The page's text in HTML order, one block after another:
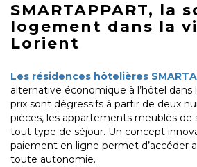
SMARTAPPART, la
logement dans la
Lorient
Les résidences hôtelières
alternative économique à l’hôtel dans
prix sont dégressifs à partir de deux
pièces, les appartements meublés de
tout type de séjour. Un concept
paiement en ligne permet d’accéder
toute autonomie.